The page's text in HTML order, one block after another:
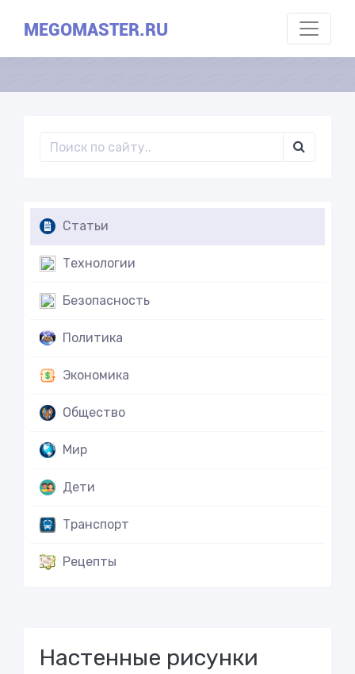
MEGOMASTER.RU
Статьи
Технологии
Безопасность
Политика
Экономика
Общество
Мир
Дети
Транспорт
Рецепты
Настенные рисунки